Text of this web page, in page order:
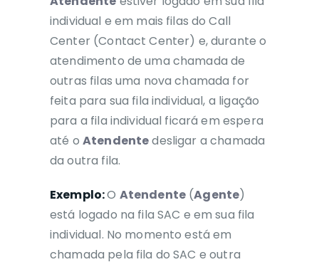
individual e em mais filas do Call
Center (Contact Center) e, durante o
atendimento de uma chamada de
outras filas uma nova chamada for
feita para sua fila individual, a ligação
para a fila individual ficará em espera
até o Atendentedesligar a chamada
da outra fila.
Exemplo:O Atendente (Agente)
está logado na fila SAC e em sua fila
individual. No momento está em
chamada pela fila do SAC eoutra